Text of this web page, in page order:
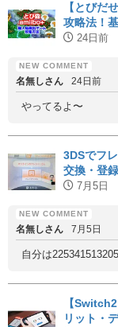
【とびだ
攻略法！
24日前
名無しさん 24日前
やってるよ〜
3DSでフ
交換・登
7月5日
名無しさん 7月5日
自分は
【
リット・